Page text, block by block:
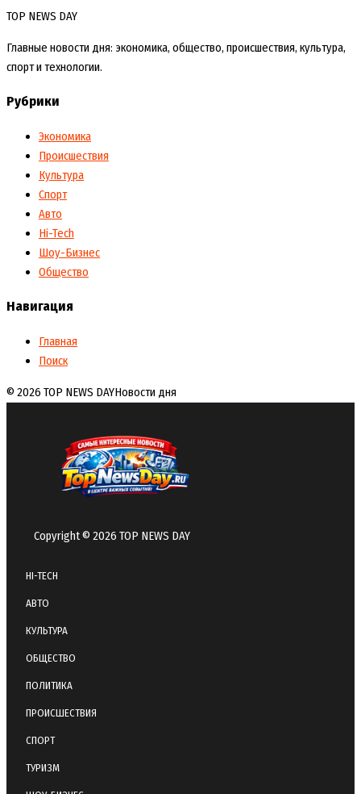
TOP NEWS DAY
Главные новости дня: экономика, общество, происшествия, культура,
спорт и технологии.
Рубрики
Экономика
Происшествия
Культура
Спорт
Авто
Hi-Tech
Шоу-Бизнес
Общество
Навигация
Главная
Поиск
© 2026 TOP NEWS DAYНовости дня
Copyright © 2026 TOP NEWS DAY
HI-TECH
АВТО
КУЛЬТУРА
ОБЩЕСТВО
ПОЛИТИКА
ПРОИСШЕСТВИЯ
СПОРТ
ТУРИЗМ